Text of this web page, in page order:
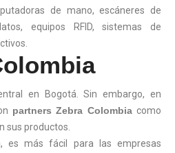
de mano, escáneres de
equipos RFID, sistemas de
en Bogotá. Sin embargo, en
partners Zebra Colombia como
sus productos.
es más fácil para las empresas